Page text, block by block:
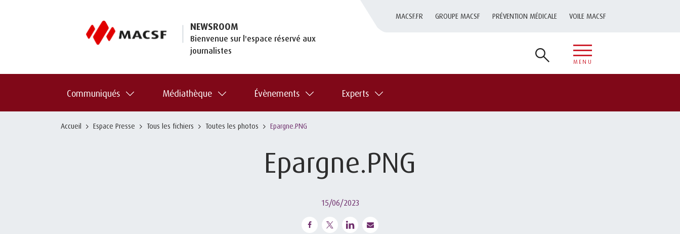
NEWSROOM
Bienvenue sur l'espace réservé aux
journalistes
MACSF.FR GROUPE MACSF PRÉVENTION MÉDICALE VOILE MACSF
MENU
Communiqués Médiathèque Évènements Experts
Accueil Espace Presse Tous les fichiers Toutes les photos Epargne.PNG
Epargne.PNG
15/06/2023